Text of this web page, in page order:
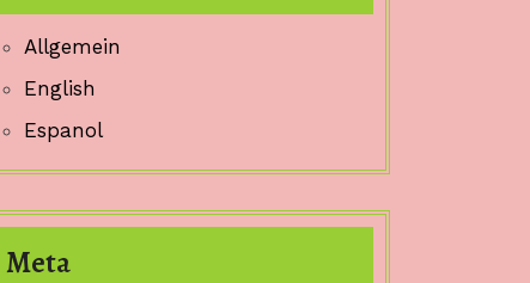
Allgemein
English
Espanol
Meta